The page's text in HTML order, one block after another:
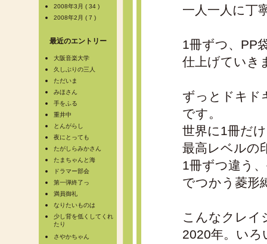
一人一人に丁
1冊ずつ、PP
仕上げていき
ずっとドキド
です。
世界に1冊だ
最高レベルの
1冊ずつ違う
でつかう菱形
こんなクレイ
2020年。い
2008年3月 ( 34 )
2008年2月 ( 7 )
最近のエントリー
大阪音楽大学
久しぶりの三人
ただいま
みほさん
手をふる
重井中
とんがらし
夜にとっても
たがしらみかさん
たまちゃんと海
ドラマー部会
第一弾終了っ
満員御礼
なりたいものは
少し背を低くしてくれ
たり
さやかちゃん